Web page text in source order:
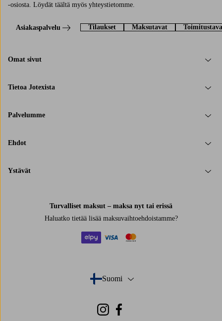
-osiosta. Löydät täältä myös yhteystietomme.
Asiakaspalvelu Tilaukset Maksutavat
Omat sivut
Tietoa Jotexista
Palvelumme
Ehdot
Ystävät
Turvalliset maksut – maksa nyt tai erissä
Haluatko tietää lisää maksuvaihtoehdoistamme?
Suomi
- Valitse maa